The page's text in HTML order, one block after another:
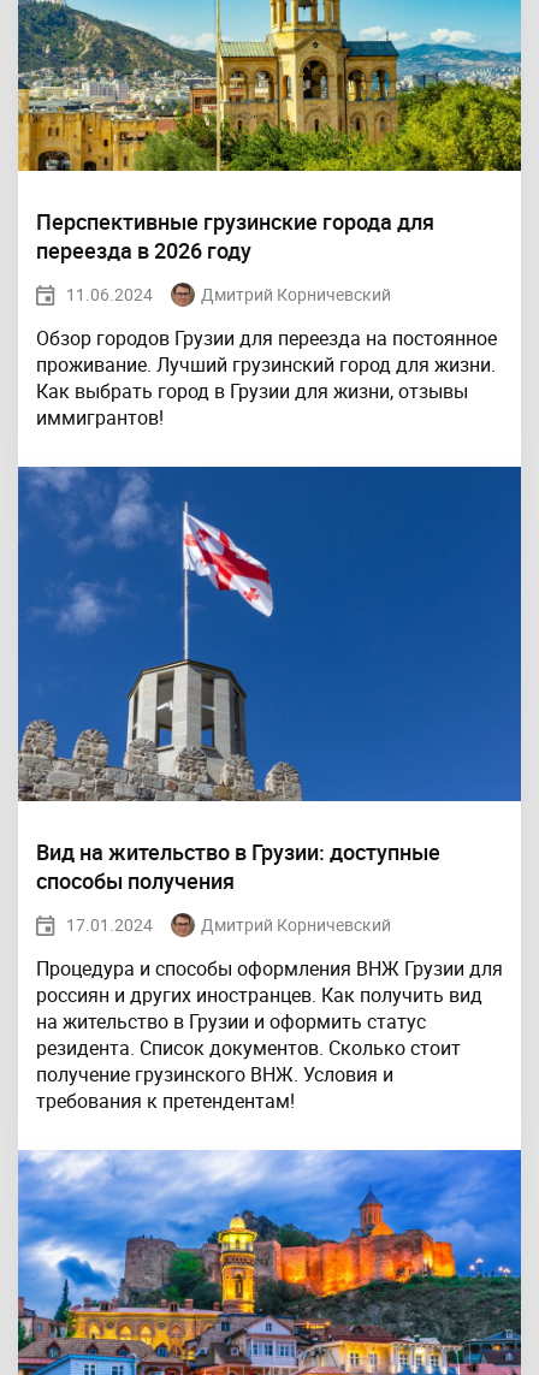
Перспективные грузинские города для
переезда в 2026 году
11.06.2024 Дмитрий Корничевский
Обзор городов Грузии для переезда на постоянное
проживание. Лучший грузинский город для жизни.
Как выбрать город в Грузии для жизни, отзывы
иммигрантов!
Вид на жительство в Грузии: доступные
способы получения
17.01.2024 Дмитрий Корничевский
Процедура и способы оформления ВНЖ Грузии для
россиян и других иностранцев. Как получить вид
на жительство в Грузии и оформить статус
резидента. Список документов. Сколько стоит
получение грузинского ВНЖ. Условия и
требования к претендентам!